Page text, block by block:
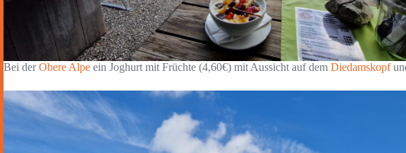
Bei derObere Alpe ein Joghurt mit Früchte (4,60€) mit Aussicht auf dem Diedamskopf